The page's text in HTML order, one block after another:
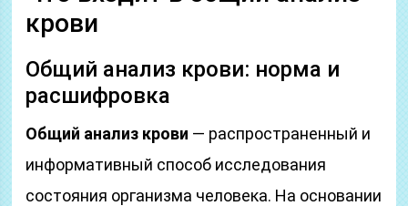
крови
Общий анализ крови: норма и
расшифровка
Общий анализ крови — распространенный и
информативный способ исследования
состояния организма человека. На основании